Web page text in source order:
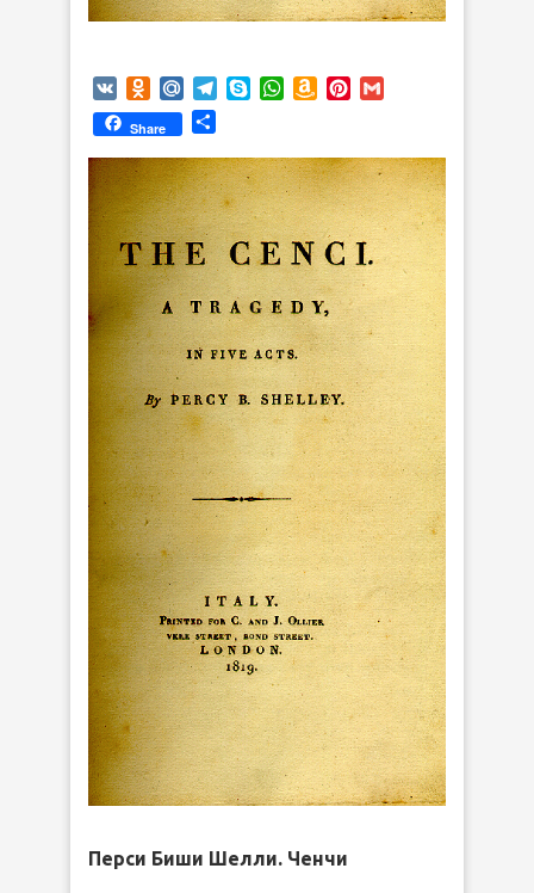
VK Odnoklassniki
Mail.RuTelegram
SkypeWhatsApp
AmazonPinterest
Share
Перси Биши Шелли. Ченчи